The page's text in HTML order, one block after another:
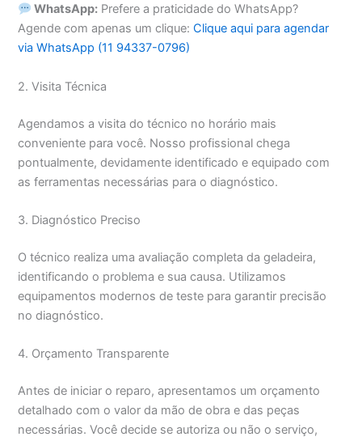
WhatsApp: Prefere a praticidade do WhatsApp?
Agende com apenas um clique:Clique aqui para agendar
via WhatsApp (11 94337-0796)
2. Visita Técnica
Agendamos a visita do técnico no horário mais
conveniente para você. Nosso profissional chega
pontualmente, devidamente identificado e equipado com
as ferramentas necessárias para o diagnóstico.
3. Diagnóstico Preciso
O técnico realiza uma avaliação completa da geladeira,
identificando o problema e sua causa. Utilizamos
equipamentos modernos de teste para garantir precisão
no diagnóstico.
4. Orçamento Transparente
Antes de iniciar o reparo, apresentamos um orçamento
detalhado com o valor da mão de obra e das peças
necessárias. Você decide se autoriza ou não o serviço,